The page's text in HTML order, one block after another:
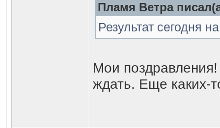
Пламя Ветра
Результат сегодня
Мои поздравления!
ждать. Еще каких-